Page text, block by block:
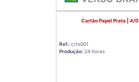
Cartão Papel Prata | 4/0
Ref.:crts001
Produção: 24 horas